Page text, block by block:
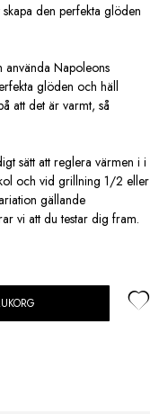
den perfekta glöden
Napoleons
glöden och häll
att det är varmt, så
sätt att reglera värmen i i
och vid grillning 1/2 eller
gällande
vi att du testar dig fram.